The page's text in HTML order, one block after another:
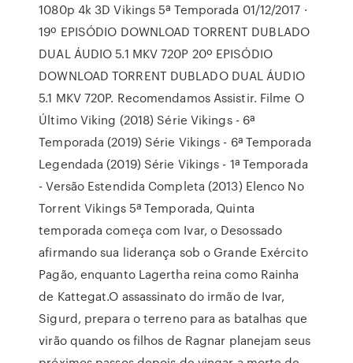
1080p 4k 3D Vikings 5ª Temporada 01/12/2017 ·
19º EPISÓDIO DOWNLOAD TORRENT DUBLADO
DUAL ÁUDIO 5.1 MKV 720P 20º EPISÓDIO
DOWNLOAD TORRENT DUBLADO DUAL ÁUDIO
5.1 MKV 720P. Recomendamos Assistir. Filme O
Último Viking (2018) Série Vikings - 6ª
Temporada (2019) Série Vikings - 6ª Temporada
Legendada (2019) Série Vikings - 1ª Temporada
- Versão Estendida Completa (2013) Elenco No
Torrent Vikings 5ª Temporada, Quinta
temporada começa com Ivar, o Desossado
afirmando sua liderança sob o Grande Exército
Pagão, enquanto Lagertha reina como Rainha
de Kattegat.O assassinato do irmão de Ivar,
Sigurd, prepara o terreno para as batalhas que
virão quando os filhos de Ragnar planejam seus